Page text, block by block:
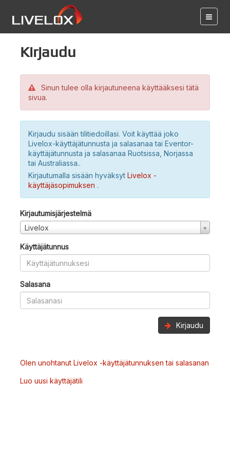
Kirjaudu
Sinun tulee olla kirjautuneena käyttääksesi tätä
sivua.
Kirjaudu sisään tilitiedoillasi. Voit käyttää joko
Livelox-käyttäjätunnusta ja salasanaa tai Eventor-
käyttäjätunnusta ja salasanaa Ruotsissa, Norjassa
tai Australiassa..
Kirjautumalla sisään hyväksyt Livelox -
käyttäjäsopimuksen .
Kirjautumisjärjestelmä
Livelox
Käyttäjätunnus
Salasana
Kirjaudu
Olen unohtanut Livelox -käyttäjätunnuksen tai salasanan
Luo uusi käyttäjätili